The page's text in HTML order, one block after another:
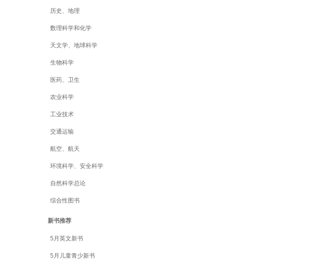
历史、地理
数理科学和化学
天文学、地球科学
生物科学
医药、卫生
农业科学
工业技术
交通运输
航空、航天
环境科学、安全科学
自然科学总论
综合性图书
新书推荐
5月英文新书
5月儿童青少新书